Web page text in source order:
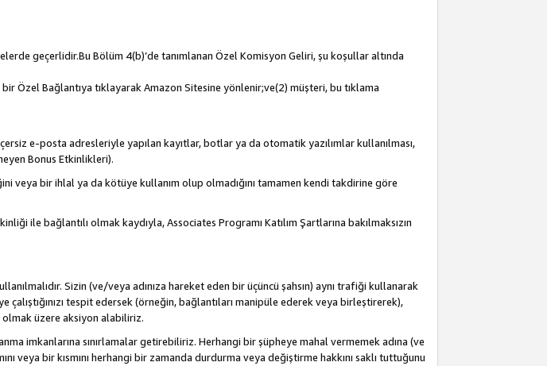
geçerlidir.Bu Bölüm 4(b)’de tanımlanan Özel Komisyon Geliri, şu koşullar altında
Özel Bağlantıya tıklayarak Amazon Sitesine yönlenir;ve(2) müşteri, bu tıklama
e-posta adresleriyle yapılan kayıtlar, botlar ya da otomatik yazılımlar kullanılması,
Bonus Etkinlikleri).
bir ihlal ya da kötüye kullanım olup olmadığını tamamen kendi takdirine göre
ile bağlantılı olmak kaydıyla, Associates Programı Katılım Şartlarına bakılmaksızın
Sizin (ve/veya adınıza hareket eden bir üçüncü şahsın) aynı trafiği kullanarak
tespit edersek (örneğin, bağlantıları manipüle ederek veya birleştirerek),
olmak üzere aksiyon alabiliriz.
imkanlarına sınırlamalar getirebiliriz. Herhangi bir şüpheye mahal vermemek adına (ve
veya bir kısmını herhangi bir zamanda durdurma veya değiştirme hakkını saklı tuttuğunu